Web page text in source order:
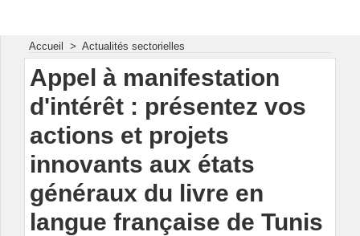
Accueil > Actualités sectorielles
Appel à manifestation
d'intérêt : présentez vos
actions et projets
innovants aux états
généraux du livre en
langue française de Tunis